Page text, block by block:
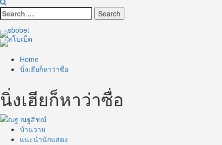
Search
for:
Home
นิ่งเฮียก็หาว่าซื่อ
นิ่งเฮียก็หาว่าซื่อ
บ้านวาย
แนะนำนักแสดง